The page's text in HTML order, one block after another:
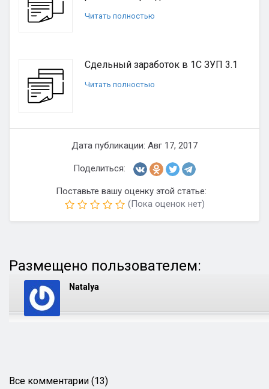
Читать полностью
Сдельный заработок в 1С ЗУП 3.1
Читать полностью
Дата публикации: Авг 17, 2017
Поделиться:
Поставьте вашу оценку этой статье:
(Пока оценок нет)
Размещено пользователем:
Natalya
Все комментарии (13)